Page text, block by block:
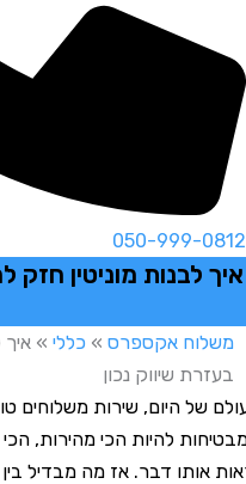
050-999-
לבנות מוניטין חזק
אקספרס» כללי» איך
שיווק נכון
של היום, שירות משלוחים
להיות הכי מהירות, הכי
אותו דבר. אז מה מבדיל